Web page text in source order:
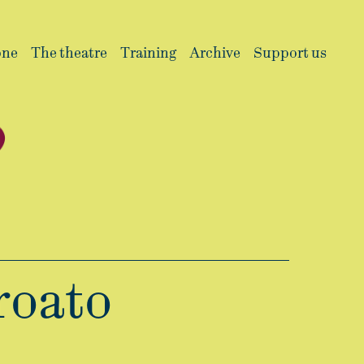
The theatre Training Archive Support us